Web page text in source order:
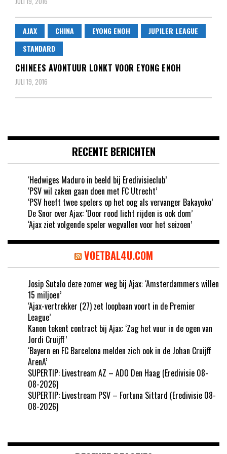
AJAX CHINA EYONG ENOH
JUPILER LEAGUE
STANDARD
CHINEES AVONTUUR LONKT VOOR EYONG ENOH
JULI 19, 2016
RECENTE BERICHTEN
‘Hedwiges Maduro in beeld bij Eredivisieclub’
‘PSV wil zaken gaan doen met FC Utrecht’
‘PSV heeft twee spelers op het oog als vervanger Bakayoko’
De Snor over Ajax: ‘Door rood licht rijden is ook dom’
‘Ajax ziet volgende speler wegvallen voor het seizoen’
VOETBAL4U.COM
Josip Sutalo deze zomer weg bij Ajax: ‘Amsterdammers willen
15 miljoen’
‘Ajax-vertrekker (27) zet loopbaan voort in de Premier
League’
Kanon tekent contract bij Ajax: ‘Zag het vuur in de ogen van
Jordi Cruijff’
‘Bayern en FC Barcelona melden zich ook in de Johan Cruijff
ArenA’
SUPERTIP: Livestream AZ – ADO Den Haag (Eredivisie 08-
08-2026)
SUPERTIP: Livestream PSV – Fortuna Sittard (Eredivisie 08-
08-2026)